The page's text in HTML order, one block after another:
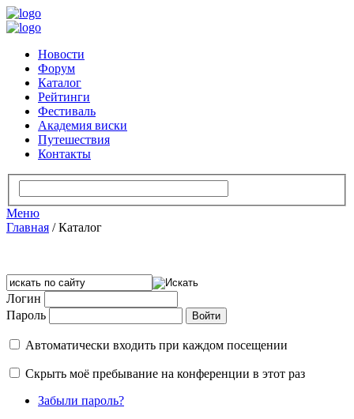
Новости
Форум
Каталог
Рейтинги
Фестиваль
Академия виски
Путешествия
Контакты
Меню
Главная /Каталог
Логин
Пароль
Автоматически входить при каждом посещении
Скрыть моё пребывание на конференции в этот раз
Забыли пароль?